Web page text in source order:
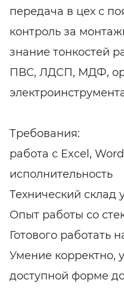
передача в цех с
контроль за
знание тонкостей
ПВС, ЛДСП, МДФ,
Требования:
работа с Excel, Word
исполнительность
Технический склад
Опыт работы со
Готового работать
Умение корректно,
доступной форме